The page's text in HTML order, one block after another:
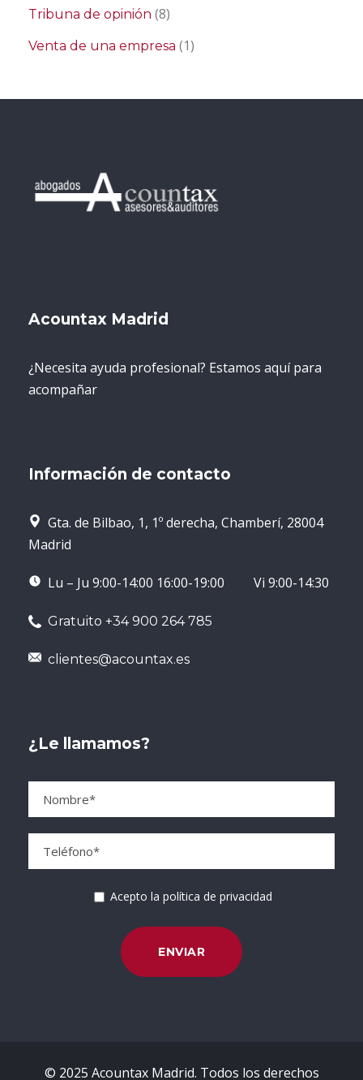
Tribuna de opinión (8)
Venta de una empresa (1)
Acountax Madrid
¿Necesita ayuda profesional? Estamos aquí para
acompañar
Información de contacto
Gta. de Bilbao, 1, 1º derecha, Chamberí, 28004
Madrid
Lu – Ju 9:00-14:00 16:00-19:00 Vi 9:00-14:30
Gratuito +34 900 264 785
clientes@acountax.es
¿Le llamamos?
Acepto la política de privacidad
© 2025 Acountax Madrid. Todos los derechos